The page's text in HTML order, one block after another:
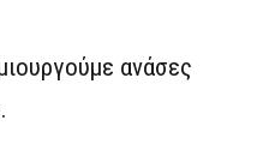
ανάσες